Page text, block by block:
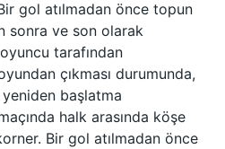
gol atılmadan önce topun
sonra ve son olarak
tarafından
çıkması durumunda,
başlatma
halk arasında köşe
Bir gol atılmadan önce